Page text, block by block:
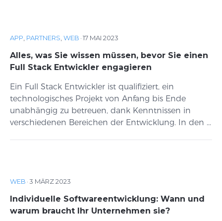
APP, PARTNERS,WEB ·17 MAI 2023
Alles, was Sie wissen müssen, bevor Sie einen
Full Stack Entwickler engagieren
Ein Full Stack Entwickler ist qualifiziert, ein
technologisches Projekt von Anfang bis Ende
unabhängig zu betreuen, dank Kenntnissen in
verschiedenen Bereichen der Entwicklung. In den ...
WEB ·3 MÄRZ 2023
Individuelle Softwareentwicklung: Wann und
warum braucht Ihr Unternehmen sie?